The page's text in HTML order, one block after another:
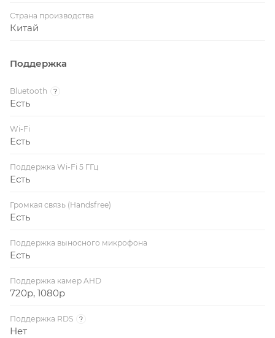
Страна производства
Китай
Поддержка
Bluetooth ?
Есть
Wi-Fi
Есть
Поддержка Wi-Fi 5 ГГц
Есть
Громкая связь (Handsfree)
Есть
Поддержка выносного микрофона
Есть
Поддержка камер AHD
720p, 1080p
Поддержка RDS ?
Нет